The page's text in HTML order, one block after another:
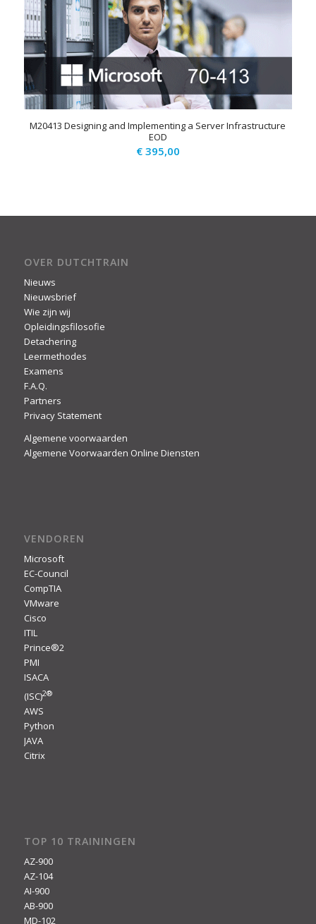
M20413 Designing and Implementing a Server Infrastructure
EOD
€395,00
OVER DUTCHTRAIN
Nieuws
Nieuwsbrief
Wie zijn wij
Opleidingsfilosofie
Detachering
Leermethodes
Examens
F.A.Q.
Partners
Privacy Statement
Algemene voorwaarden
Algemene Voorwaarden Online Diensten
VENDOREN
Microsoft
EC-Council
CompTIA
VMware
Cisco
ITIL
Prince®2
PMI
ISACA
(ISC)2®
AWS
Python
JAVA
Citrix
TOP 10 TRAININGEN
AZ-900
AZ-104
AI-900
AB-900
MD-102